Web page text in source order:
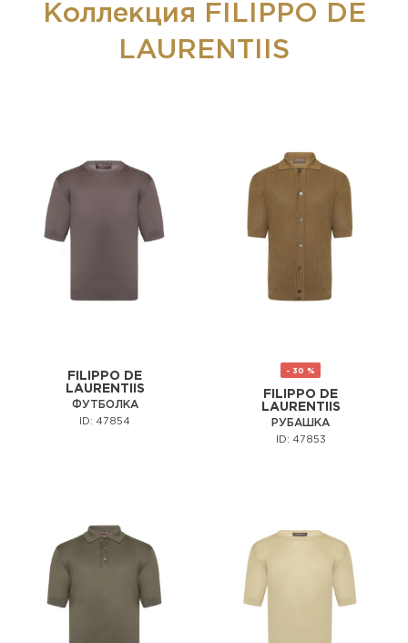
Коллекция FILIPPO DE
LAURENTIIS
FILIPPO DE
LAURENTIIS
ФУТБОЛКА
ID: 47854
- 30 %
FILIPPO DE
LAURENTIIS
РУБАШКА
ID: 47853